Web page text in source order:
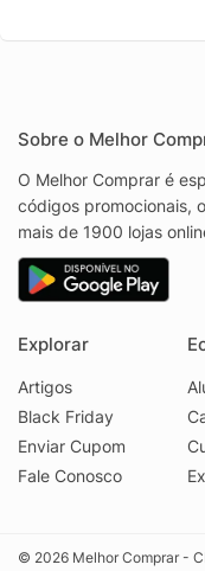
Sobre o Melhor
O Melhor Comprar é
códigos promocionais,
mais de 1900 lojas
Explorar
Artigos
Black Friday
Enviar Cupom
Fale Conosco
© 2026 Melhor Comprar -